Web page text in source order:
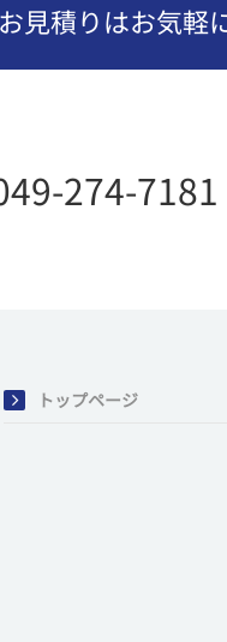
見積りはお気軽
274-7181
トップページ